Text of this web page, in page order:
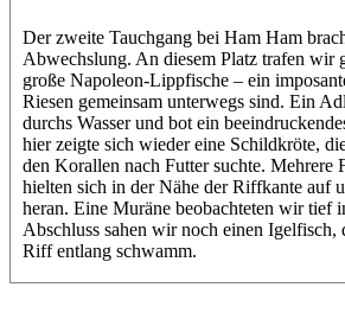
Der zweite Tauchgang bei Ham Ham
Abwechslung. An diesem Platz trafen wir
große Napoleon-Lippfische – ein
Riesen gemeinsam unterwegs sind. Ein
durchs Wasser und bot ein
hier zeigte sich wieder eine Schildkröte,
den Korallen nach Futter suchte. Mehrere
hielten sich in der Nähe der Riffkante auf
heran. Eine Muräne beobachteten wir tief
Abschluss sahen wir noch einen Igelfisch,
Riff entlang schwamm.